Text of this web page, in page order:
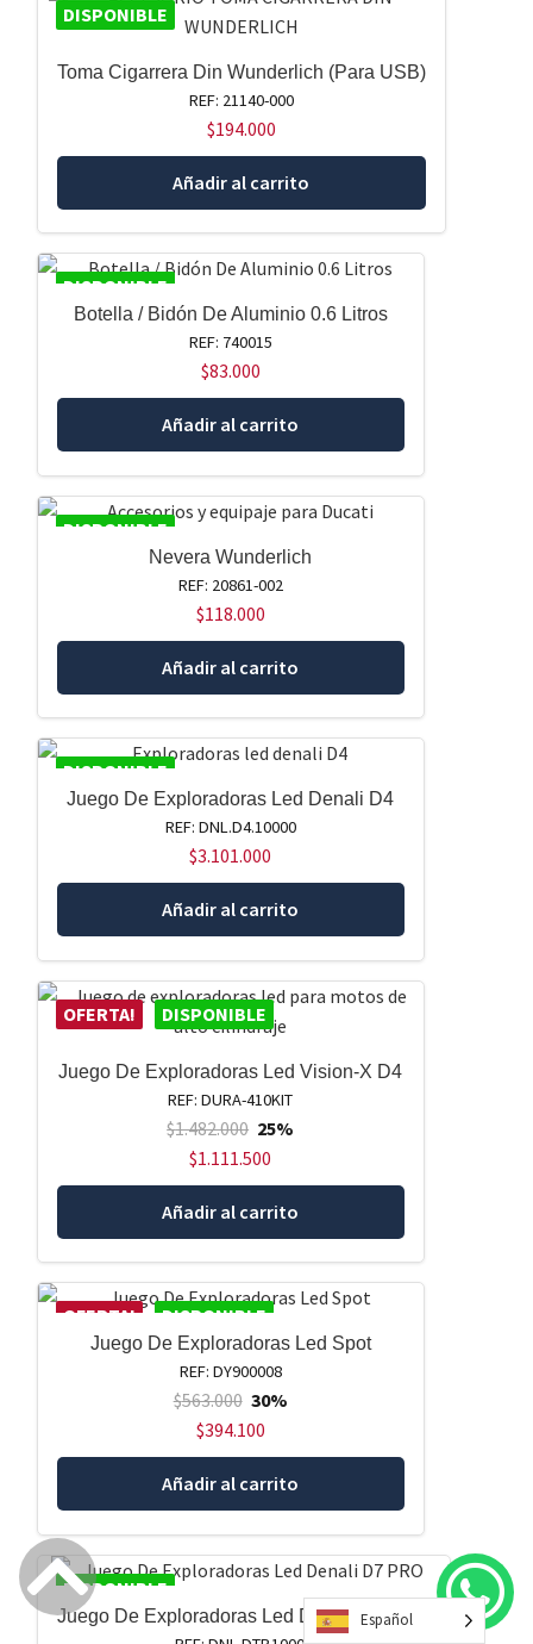
DISPONIBLE
Toma Cigarrera Din Wunderlich (Para USB)
REF: 21140-000
$194.000
Añadir al carrito
DISPONIBLE
Botella / Bidón De Aluminio 0.6 Litros
REF: 740015
$83.000
Añadir al carrito
DISPONIBLE
Nevera Wunderlich
REF: 20861-002
$118.000
Añadir al carrito
DISPONIBLE
Juego De Exploradoras Led Denali D4
REF: DNL.D4.10000
$3.101.000
Añadir al carrito
OFERTA! DISPONIBLE
Juego De Exploradoras Led Vision-X D4
REF: DURA-410KIT
$1.482.000 25%
$1.111.500
Añadir al carrito
OFERTA! DISPONIBLE
Juego De Exploradoras Led Spot
REF: DY900008
$563.000 30%
$394.100
Añadir al carrito
DISPONIBLE
Juego De Exploradoras Led Denali D7 PRO
Español